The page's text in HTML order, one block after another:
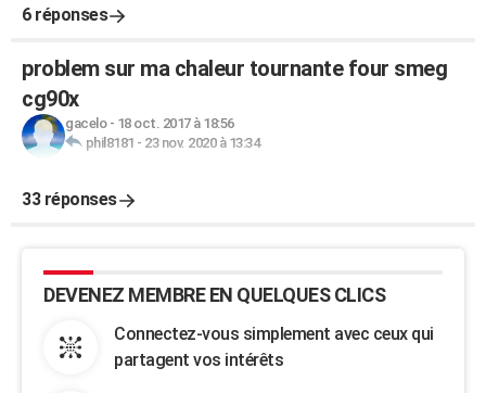
6 réponses
problem sur ma chaleur tournante four smeg
cg90x
gacelo- 18 oct. 2017 à 18:56
phil8181 - 23 nov. 2020 à 13:34
33 réponses
DEVENEZ MEMBRE EN QUELQUES CLICS
Connectez-vous simplement avec ceux qui
partagent vos intérêts